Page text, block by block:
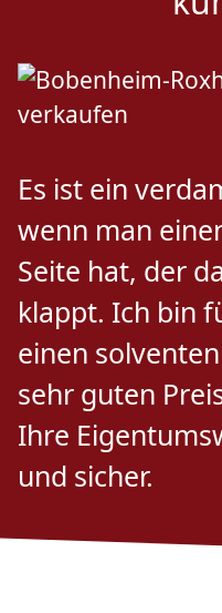
Es ist ein
wenn man
Seite hat, der
klappt. Ich bin
einen
sehr guten
Ihre
und sicher.